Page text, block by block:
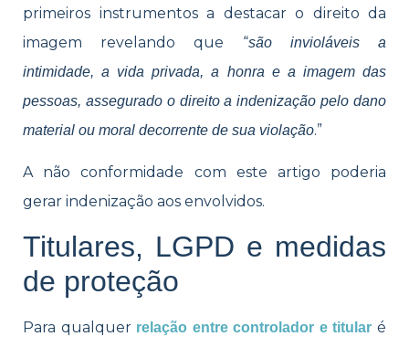
primeiros instrumentos a destacar o direito da
imagem revelando que “são invioláveis a
intimidade, a vida privada, a honra e a imagem das
pessoas, assegurado o direito a indenização pelo dano
material ou moral decorrente de sua violação.”
A não conformidade com este artigo poderia
gerar indenização aos envolvidos.
Titulares, LGPD e medidas
de proteção
Para qualquer relação entre controlador e titular é